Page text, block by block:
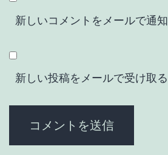
新しいコメントをメールで通知
新しい投稿をメールで受け取る